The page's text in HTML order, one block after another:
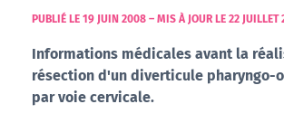
PUBLIÉ LE 19 JUIN 2008 – MIS À JOUR LE 22 JUILLET
Informations médicales avant la
résection d'un diverticule pharyngo-
par voie cervicale.